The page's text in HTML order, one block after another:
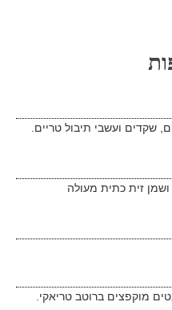
שקדים ועשבי תיבול טריים.
זית כתית מעולה
מוקפצים ברוטב טריאקי.